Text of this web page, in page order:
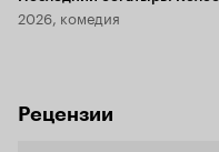
2026, комедия
Рецензии